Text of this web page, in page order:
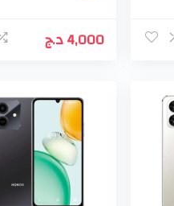
4,000د.ج